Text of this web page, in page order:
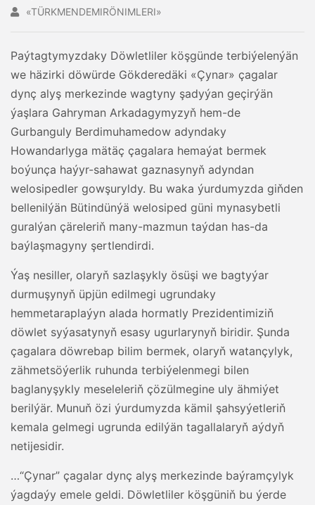
«TÜRKMENDEMIRÖNIMLERI»
Paýtagtymyzdaky Döwletliler köşgünde terbiýelenýän
we häzirki döwürde Gökderedäki «Çynar» çagalar
dynç alyş merkezinde wagtyny şadyýan geçirýän
ýaşlara Gahryman Arkadagymyzyň hem-de
Gurbanguly Berdimuhamedow adyndaky
Howandarlyga mätäç çagalara hemaýat bermek
boýunça haýyr-sahawat gaznasynyň adyndan
welosipedler gowşuryldy. Bu waka ýurdumyzda giňden
bellenilýän Bütindünýä welosiped güni mynasybetli
guralýan çäreleriň many-mazmun taýdan has-da
baýlaşmagyny şertlendirdi.
Ýaş nesiller, olaryň sazlaşykly ösüşi we bagtyýar
durmuşynyň üpjün edilmegi ugrundaky
hemmetaraplaýyn alada hormatly Prezidentimiziň
döwlet syýasatynyň esasy ugurlarynyň biridir. Şunda
çagalara döwrebap bilim bermek, olaryň watançylyk,
zähmetsöýerlik ruhunda terbiýelenmegi bilen
baglanyşykly meseleleriň çözülmegine uly ähmiýet
berilýär. Munuň özi ýurdumyzda kämil şahsyýetleriň
kemala gelmegi ugrunda edilýän tagallalaryň aýdyň
netijesidir.
…“Çynar” çagalar dynç alyş merkezinde baýramçylyk
ýagdaýy emele geldi. Döwletliler köşgüniň bu ýerde